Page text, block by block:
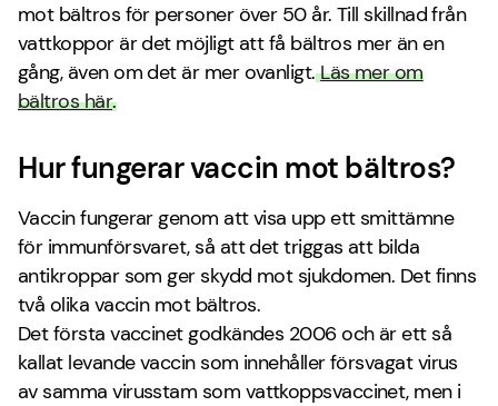
mot bältros för personer över 50 år. Till skillnad från
vattkoppor är det möjligt att få bältros mer än en
gång, även om det är mer ovanligt.Läs mer om
bältros här.
Hur fungerar vaccin mot bältros?
Vaccin fungerar genom att visa upp ett smittämne
för immunförsvaret, så att det triggas att bilda
antikroppar som ger skydd mot sjukdomen. Det finns
två olika vaccin mot bältros.
Det första vaccinet godkändes 2006 och är ett så
kallat levande vaccin som innehåller försvagat virus
av samma virusstam som vattkoppsvaccinet, men i